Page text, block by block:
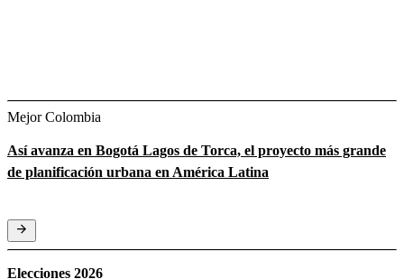
Mejor Colombia
Así avanza en Bogotá Lagos de Torca, el proyecto más grande
de planificación urbana en América Latina
Elecciones 2026